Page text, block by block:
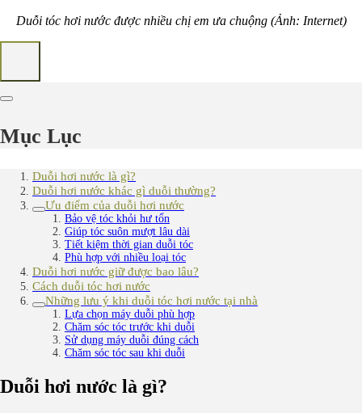
Duỗi tóc hơi nước được nhiều chị em ưa chuộng (Ảnh: Internet)
Mục Lục
Duỗi hơi nước là gì?
Duỗi hơi nước khác gì duỗi thường?
Ưu điểm của duỗi hơi nước
Bảo vệ tóc khỏi hư tổn
Giúp tóc suôn mượt lâu dài
Tiết kiệm thời gian duỗi tóc
Phù hợp với nhiều loại tóc
Duỗi hơi nước giữ được bao lâu?
Cách duỗi tóc hơi nước
Những lưu ý khi duỗi tóc hơi nước tại nhà
Lựa chọn máy duỗi phù hợp
Chăm sóc tóc trước khi duỗi
Sử dụng máy duỗi đúng cách
Chăm sóc tóc sau khi duỗi
Duỗi hơi nước là gì?